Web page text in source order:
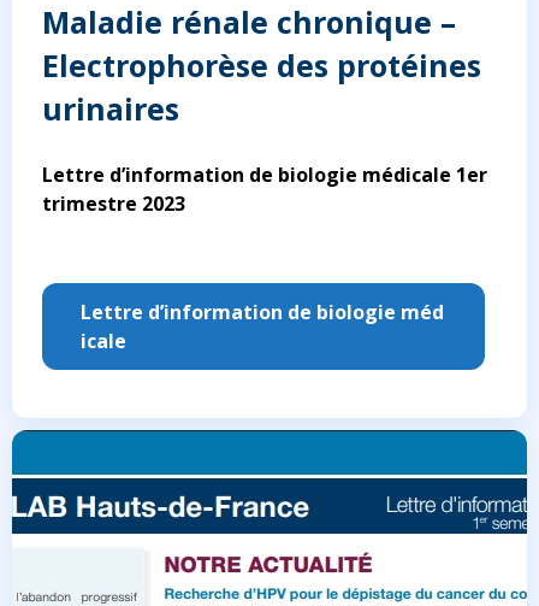
Maladie rénale chronique –
Electrophorèse des protéines
urinaires
Lettre d’information de biologie médicale 1er
trimestre 2023
Lettre d’information de biologie méd
icale